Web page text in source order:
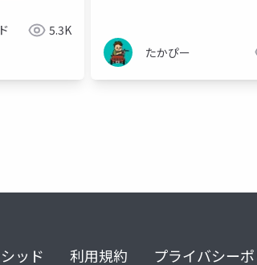
5.3K
たかぴー
ッド 利用規約 プライバシー